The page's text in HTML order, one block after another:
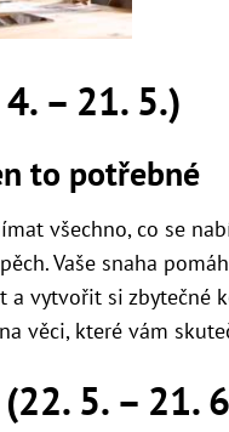
– 21. 5.)
to potřebné
všechno, co se
Vaše snaha
a vytvořit si zbytečné
věci, které vám
5. – 21.